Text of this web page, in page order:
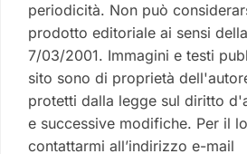
periodicità. Non può
prodotto editoriale ai sensi
7/03/2001. Immagini e testi
sito sono di proprietà
protetti dalla legge sul diritto
e successive modifiche. Per il
contattarmi all’indirizzo e-mail